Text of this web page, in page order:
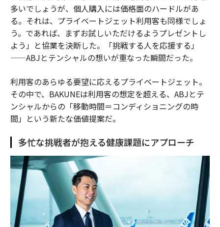
多いでしょうが、個人購入には価格面のハードルがあ
る。それは、プライベートジェット利用客も同様でしょ
う。であれば、まずお試しいただけるようプレゼントし
よう」と協業を決断した。「挑戦する人を応援する」
——ABJとテンシャルの想いが重なった瞬間だった。
利用客のあらゆる要望に応えるプライベートジェット。
その中で、BAKUNEは利用客の想定を超える、ABJとテ
ンシャルからの「移動時間＝コンディショニングの時
間」という新たな価値提案だ。
多忙な挑戦者が抱える健康課題にアプローチ